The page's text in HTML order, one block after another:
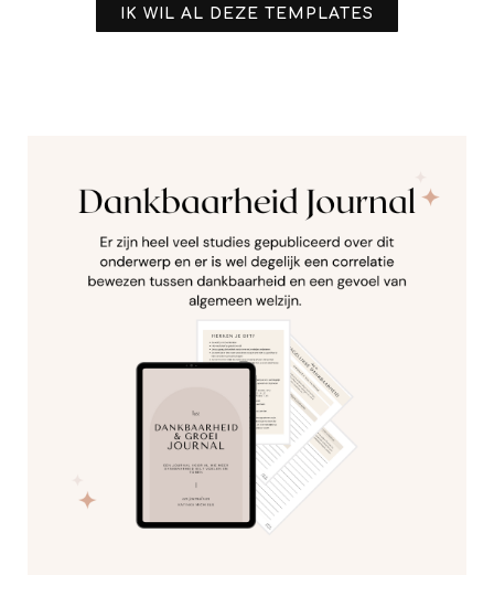
IK WIL AL DEZE TEMPLATES